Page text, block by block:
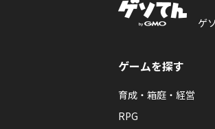
ゲ
ゲームを探す
育成・箱庭・経営
RPG